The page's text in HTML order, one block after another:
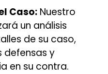
Caso: Nuestro
un análisis
de su caso,
defensas y
en su contra.